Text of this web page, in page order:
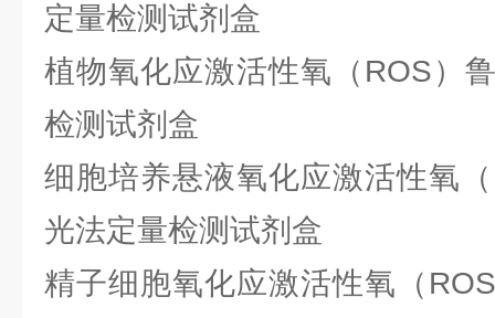
定量检测试剂盒
植物氧化应激活性氧（ROS）
检测试剂盒
细胞培养悬液氧化应激活性氧
光法定量检测试剂盒
精子细胞氧化应激活性氧（